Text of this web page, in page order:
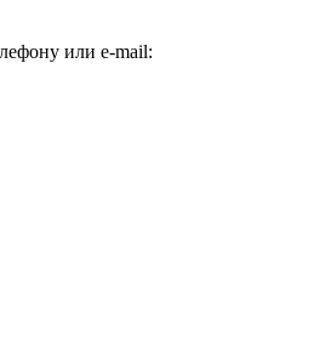
или e-mail: